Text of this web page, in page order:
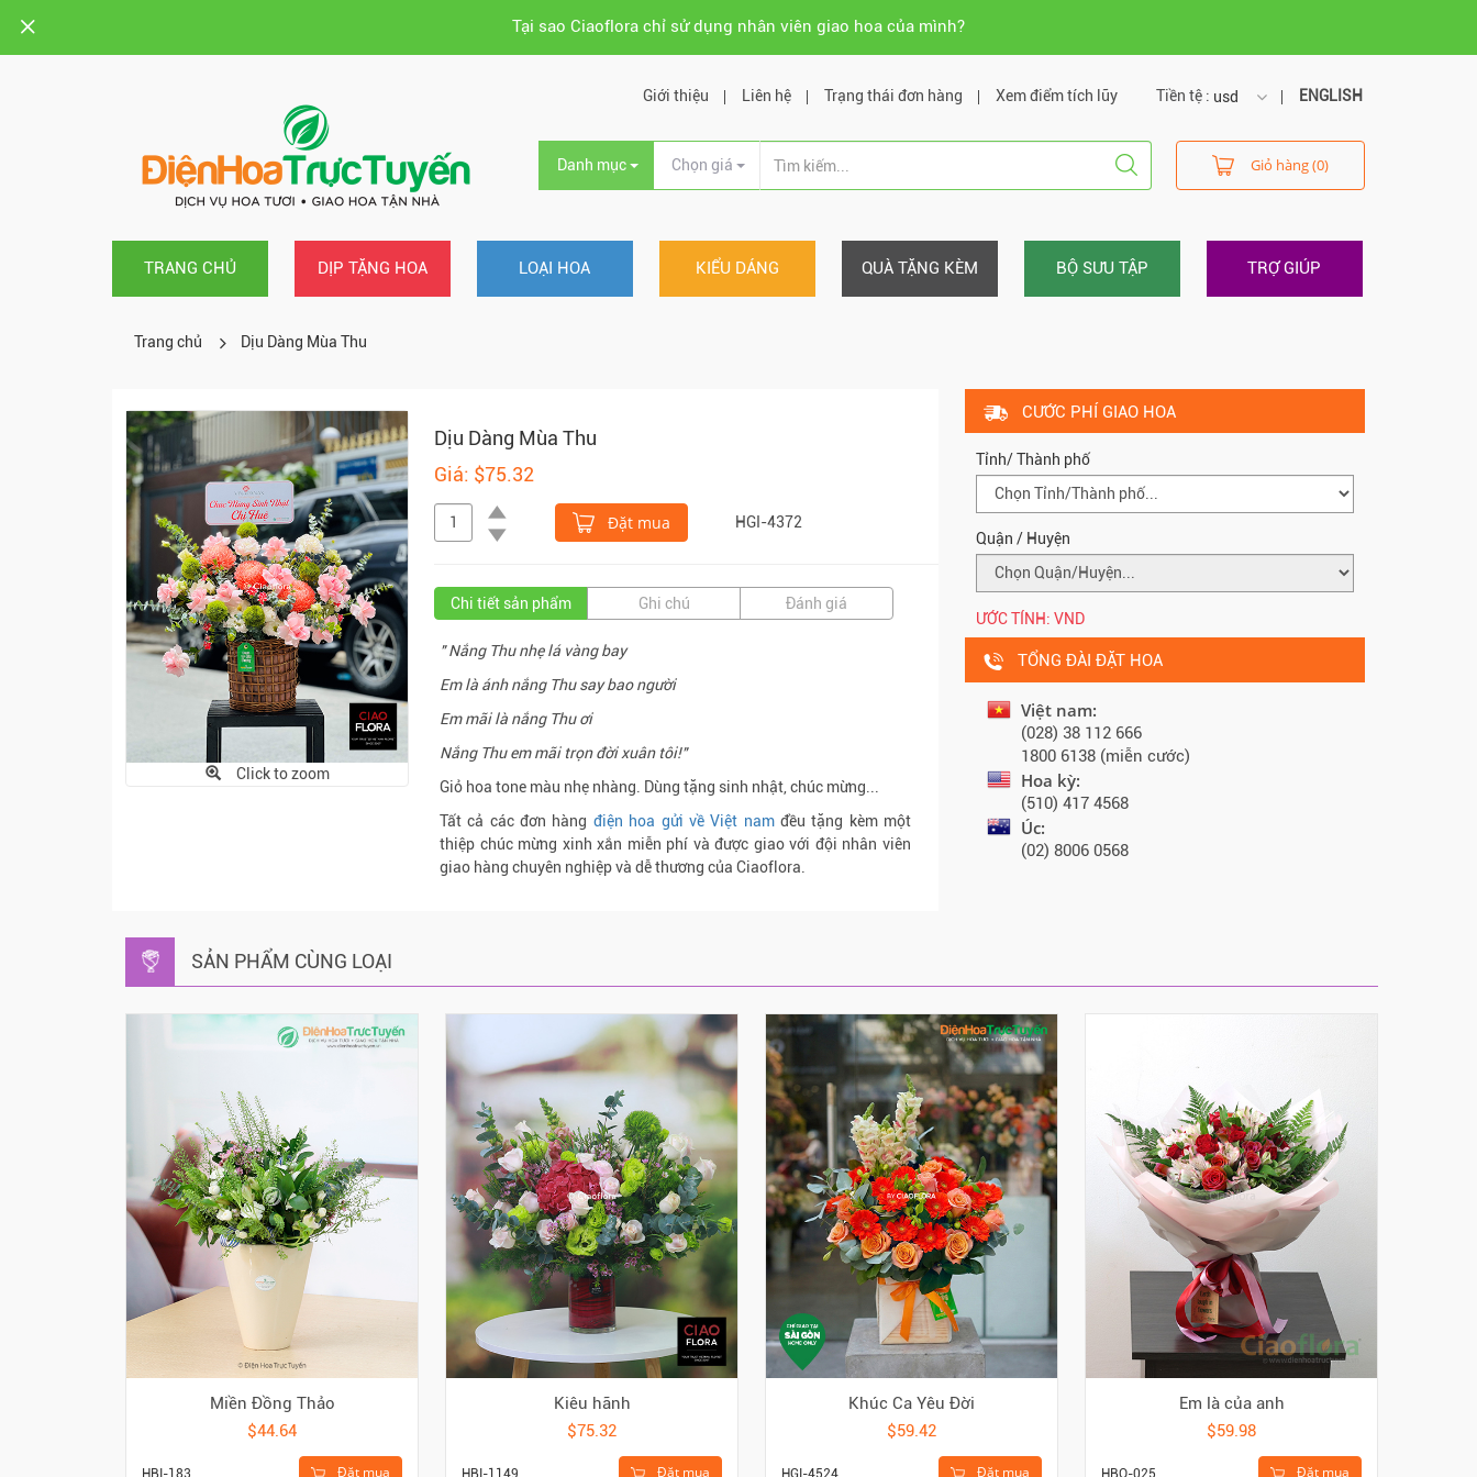
Tại sao Ciaoflora chỉ sử dụng nhân viên giao hoa của mình?
Tiền tệ : usd
usd
vnd
ENGLISH
Giới thiệu Liên hệ Trạng thái đơn hàng Xem điểm tích lũy
Danh mục Chọn giá Giỏ hàng (0)
TRANG CHỦ DỊP TẶNG HOA LOẠI HOA KIỂU DÁNG QUÀ TẶNG KÈM BỘ SƯU TẬP TRỢ GIÚP
Trang chủ Dịu Dàng Mùa Thu
Click to zoom
Dịu Dàng Mùa Thu
Giá: $75.32
Đặt mua HGI-4372
Chi tiết sản phẩm Ghi chú Đánh giá
" Nắng Thu nhẹ lá vàng bay
Em là ánh nắng Thu say bao người
Em mãi là nắng Thu ơi
Nắng Thu em mãi trọn đời xuân tôi!"
Giỏ hoa tone màu nhẹ nhàng. Dùng tặng sinh nhật, chúc mừng...
Tất cả các đơn hàng điện hoa gửi về Việt namđều tặng kèm một
thiệp chúc mừng xinh xắn miễn phí và được giao với đội nhân viên
giao hàng chuyên nghiệp và dễ thương của Ciaoflora.
CƯỚC PHÍ GIAO HOA
Tỉnh/ Thành phố
Quận / Huyện
ƯỚC TÍNH: VND
TỔNG ĐÀI ĐẶT HOA
Việt nam:
(028) 38 112 666
1800 6138 (miễn cước)
Hoa kỳ:
(510) 417 4568
Úc:
(02) 8006 0568
SẢN PHẨM CÙNG LOẠI
Miền Đồng Thảo
$44.64
Đặt mua
HBI-183
Kiêu hãnh
$75.32
Đặt mua
HBI-1149
Khúc Ca Yêu Đời
$59.42
Đặt mua
HGI-4524
Em là của anh
$59.98
Đặt mua